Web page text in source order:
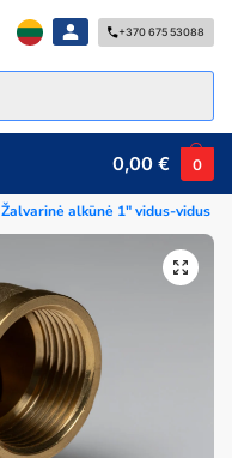
+370 675 53088
0,00€ 0
Žalvarinė alkūnė 1″ vidus-vidus